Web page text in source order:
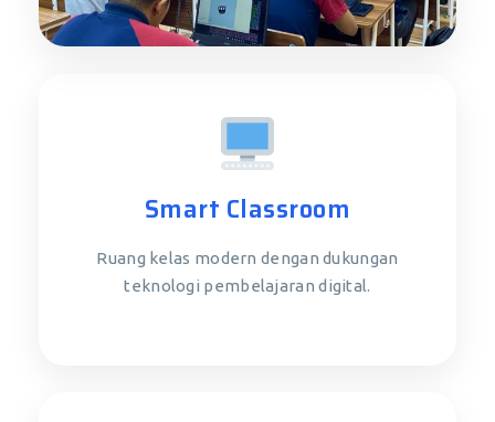
Smart Classroom
Ruang kelas modern dengan dukungan
teknologi pembelajaran digital.